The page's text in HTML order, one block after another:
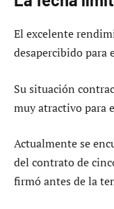
El excelente
desapercibido para
Su situación
muy atractivo para
Actualmente se
del contrato de
firmó antes de la